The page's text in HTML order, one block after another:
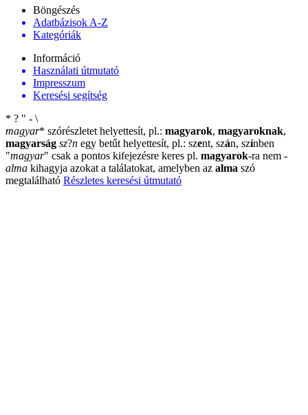
Böngészés
Adatbázisok A-Z
Kategóriák
Információ
Használati útmutató
Impresszum
Keresési segítség
* ? " - \
magyar* szórészletet helyettesít, pl.: magyarok, magyaroknak,
magyarság sz?n egy betűt helyettesít, pl.: szent, szán, színben
"magyar" csak a pontos kifejezésre keres pl. magyarok-ra nem -
alma kihagyja azokat a találatokat, amelyben az alma szó
megtalálható Részletes keresési útmutató